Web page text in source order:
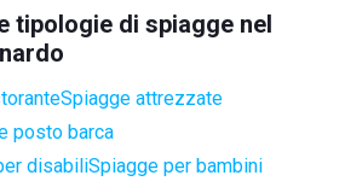
tipologie di spiagge nel
Spiagge attrezzate
posto barca
disabiliSpiagge per bambini